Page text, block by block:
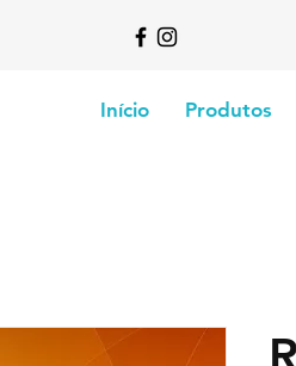
Início Produtos